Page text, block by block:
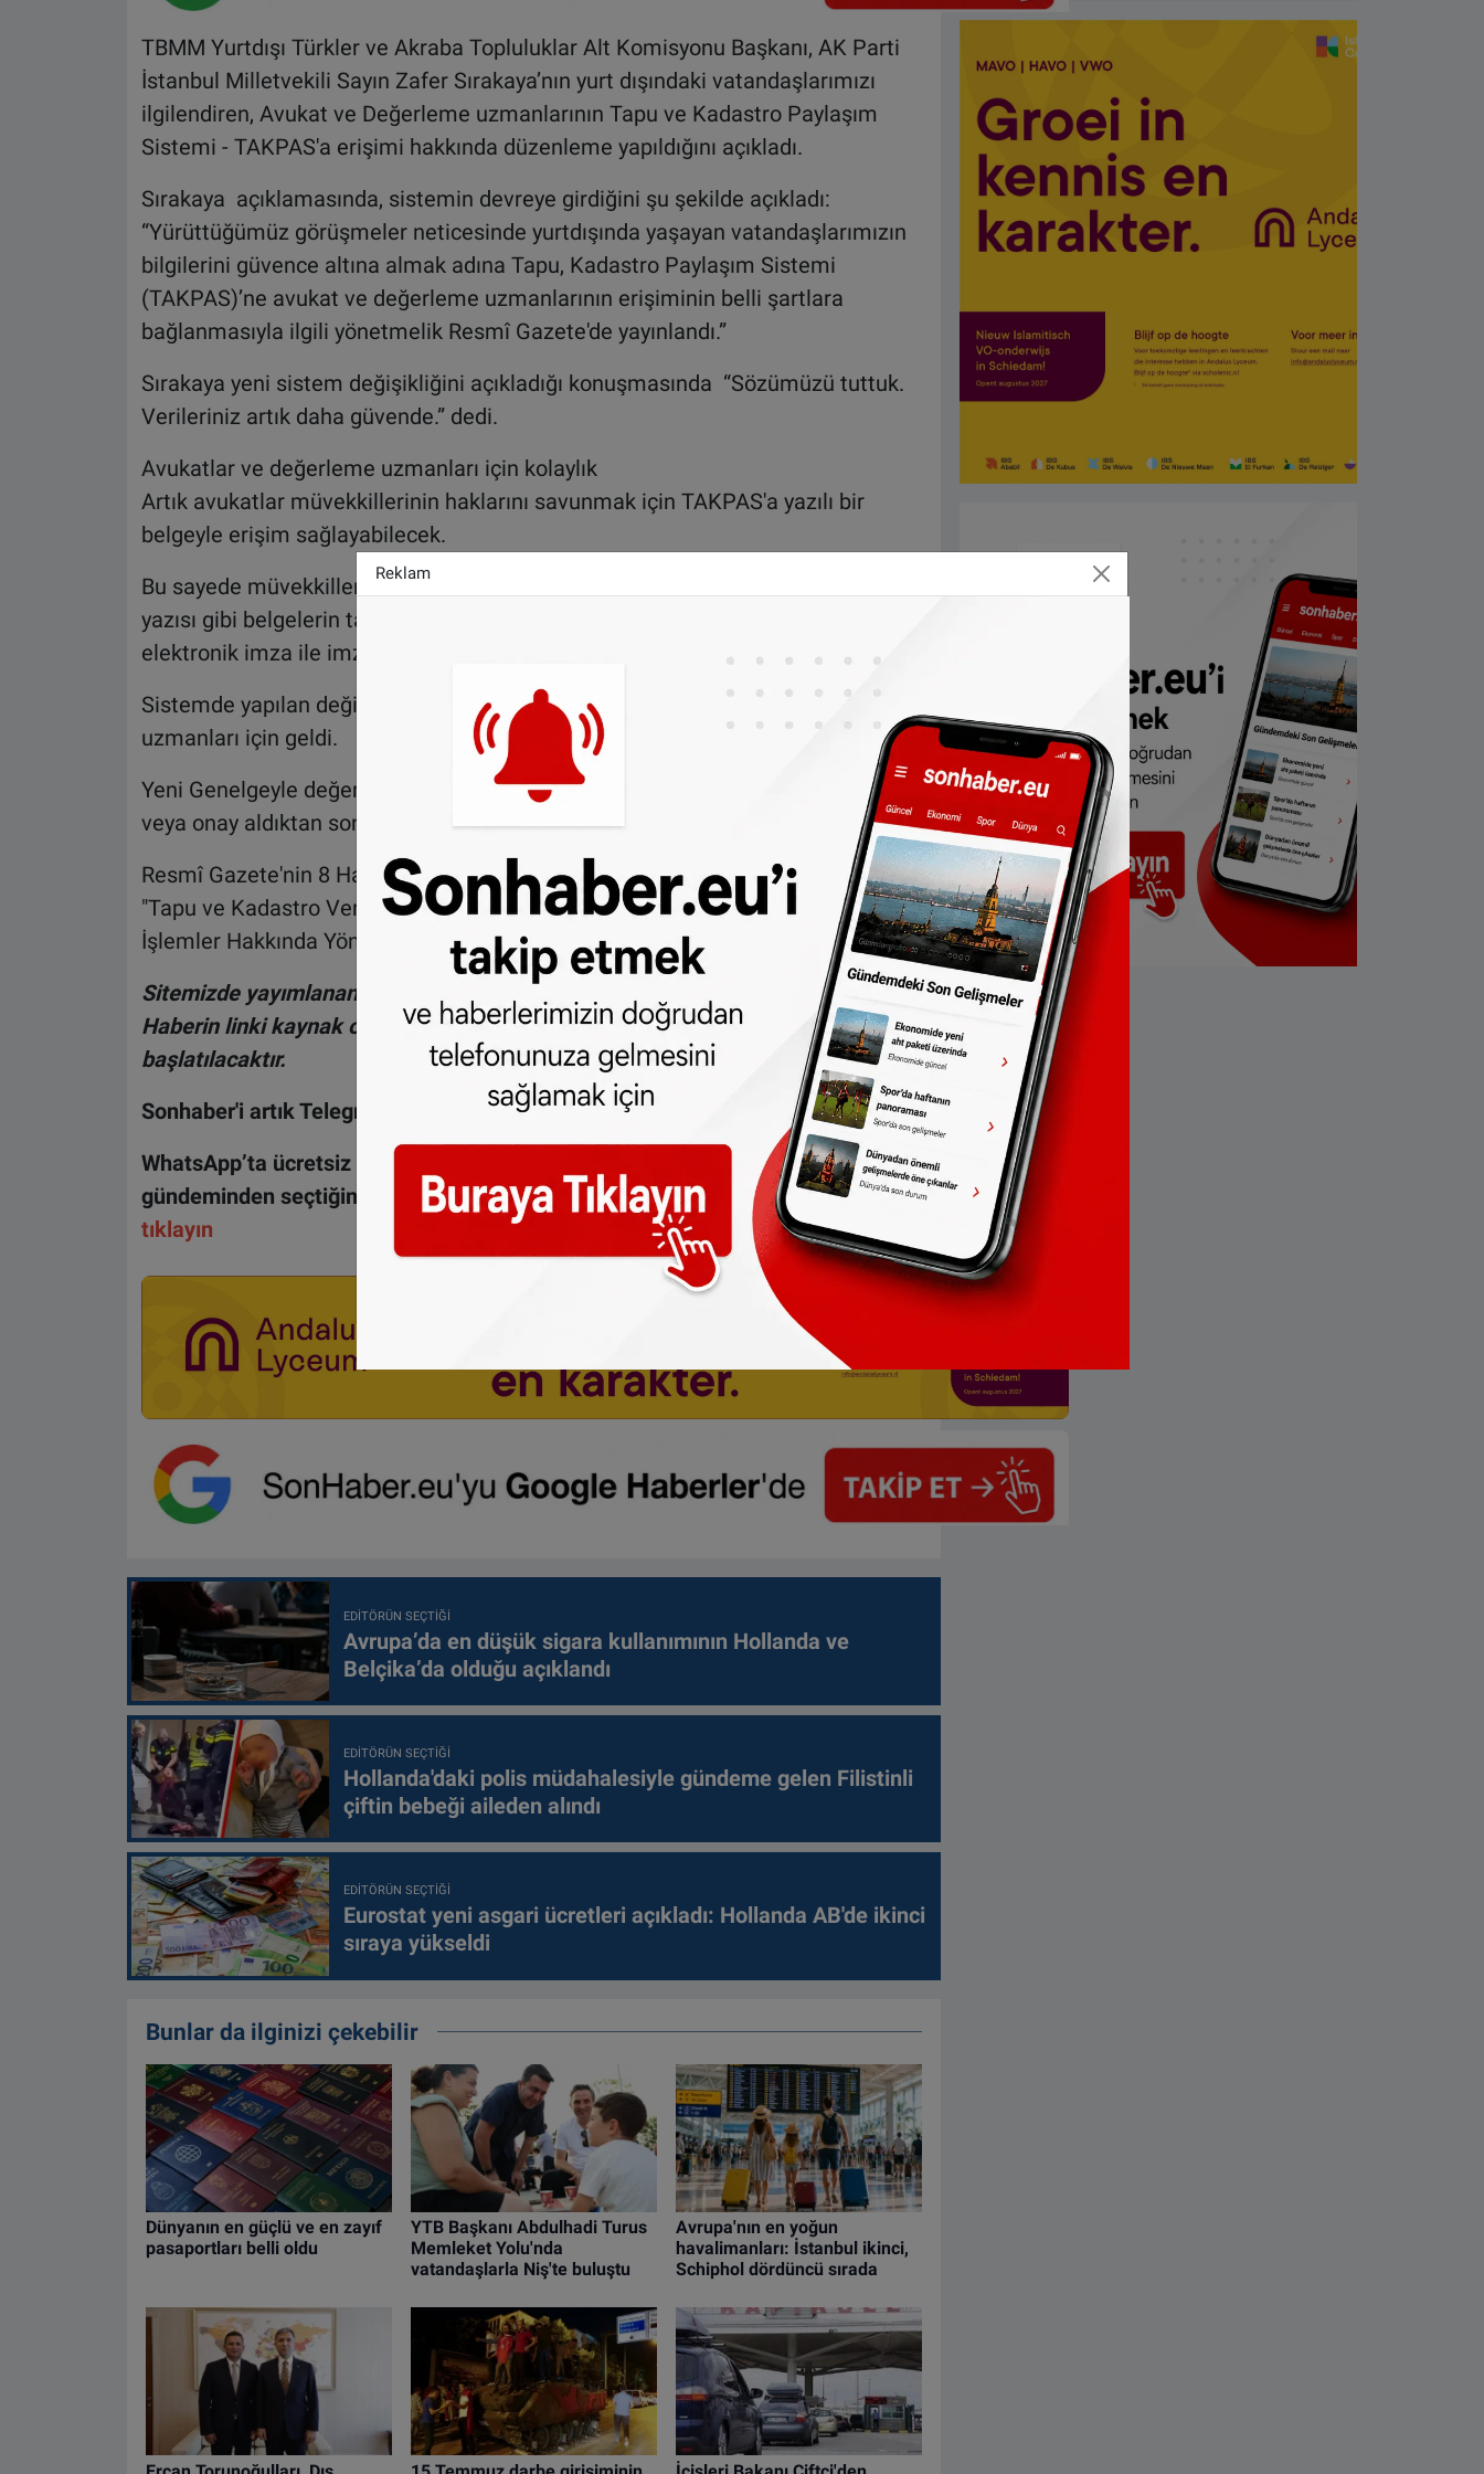
TBMM Yurtdışı Türkler ve Akraba Topluluklar Alt Komisyonu Başkanı, AK Parti
İstanbul Milletvekili Sayın Zafer Sırakaya’nın yurt dışındaki vatandaşlarımızı
ilgilendiren, Avukat ve Değerleme uzmanlarının Tapu ve Kadastro Paylaşım
Sistemi - TAKPAS'a erişimi hakkında düzenleme yapıldığını açıkladı.
Sırakaya açıklamasında, sistemin devreye girdiğini şu şekilde açıkladı:
“Yürüttüğümüz görüşmeler neticesinde yurtdışında yaşayan vatandaşlarımızın
bilgilerini güvence altına almak adına Tapu, Kadastro Paylaşım Sistemi
(TAKPAS)’ne avukat ve değerleme uzmanlarının erişiminin belli şartlara
bağlanmasıyla ilgili yönetmelik Resmî Gazete'de yayınlandı.”
Sırakaya yeni sistem değişikliğini açıkladığı konuşmasında “Sözümüzü tuttuk.
Verileriniz artık daha güvende.” dedi.
Avukatlar ve değerleme uzmanları için kolaylık
Artık avukatlar müvekkillerinin haklarını savunmak için TAKPAS'a yazılı bir
belgeyle erişim sağlayabilecek.
Bu sayede müvekkillerinin çek, senet alacak belgesi, kira kontratı, icra takip
yazısı gibi belgelerin tarih ve sayısını TAKPAS’a yükleyen avukatlar, girişini
elektronik imza ile imzaladıktan sonra ilgili verilere ulaşabilecek.
Sistemde yapılan değişikliklerde bir diğer önemli düzenleme de değerlendirme
uzmanları için geldi.
Yeni Genelgeyle değerleme uzmanları bundan sonra taşınmaz sahibinden yetki
veya onay aldıktan sonra, TAKPAS’a erişim sağlayabilecek.
Resmî Gazete'nin 8 Haziran 2022 Tarihli ve 31860 Sayılı baskısında yayımlanan
"Tapu ve Kadastro Verilerinin İşlenmesi ve Elektronik Ortamda Yapılacak
İşlemler Hakkında Yönetmelik" içintıklayınız
Sitemizde yayımlanan haberlerin her türlü hakkı SONHABER.eu’ya aittir.
Haberin linki kaynak olarak gösterilmeden alınan haberler için hukuki işlem
başlatılacaktır.
Sonhaber'i artık Telegram'da da takip edebilirsiniz:t.me/sonhabereu
WhatsApp’ta ücretsiz bültenimize abone olun, Hollanda ve diğer Avrupa ülkeleri
gündeminden seçtiğimiz haberler her gün telefonunuza gelsin!Abone olmak için
tıklayın
EDITÖRÜN SEÇTIĞI
Avrupa’da en düşük sigara kullanımının Hollanda ve
Belçika’da olduğu açıklandı
EDITÖRÜN SEÇTIĞI
Hollanda'daki polis müdahalesiyle gündeme gelen Filistinli
çiftin bebeği aileden alındı
EDITÖRÜN SEÇTIĞI
Eurostat yeni asgari ücretleri açıkladı: Hollanda AB'de ikinci
sıraya yükseldi
Bunlar da ilginizi çekebilir
Dünyanın en güçlü ve en zayıf
pasaportları belli oldu
YTB Başkanı Abdulhadi Turus
Memleket Yolu'nda
vatandaşlarla Niş'te buluştu
Avrupa'nın en yoğun
havalimanları: İstanbul ikinci,
Schiphol dördüncü sırada
Reklam